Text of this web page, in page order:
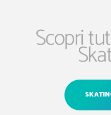
Scopri